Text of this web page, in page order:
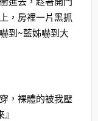
，房裡一片黑抓
到~藍姊嚇到大
，裸體的被我壓